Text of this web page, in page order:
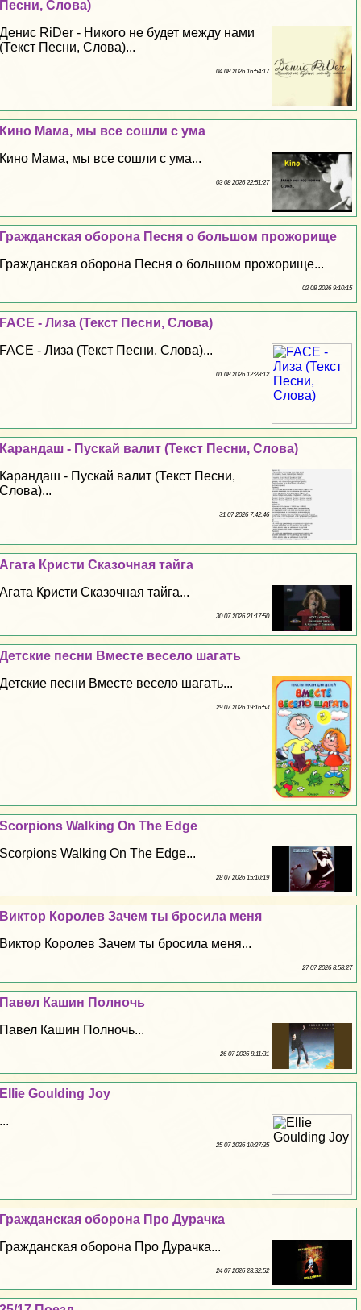
Песни, Слова)
Денис RiDer - Никого не будет между нами
(Текст Песни, Слова)...
04 08 2026 16:54:17
Кино Мама, мы все сошли с ума
Кино Мама, мы все сошли с ума...
03 08 2026 22:51:27
Гражданская оборона Песня о большом прожорище
Гражданская оборона Песня о большом прожорище...
02 08 2026 9:10:15
FACE - Лиза (Текст Песни, Слова)
FACE - Лиза (Текст Песни, Слова)...
01 08 2026 12:28:12
Карандаш - Пускай валит (Текст Песни, Слова)
Карандаш - Пускай валит (Текст Песни,
Слова)...
31 07 2026 7:42:46
Агата Кристи Сказочная тайга
Агата Кристи Сказочная тайга...
30 07 2026 21:17:50
Детские песни Вместе весело шагать
Детские песни Вместе весело шагать...
29 07 2026 19:16:53
Scorpions Walking On The Edge
Scorpions Walking On The Edge...
28 07 2026 15:10:19
Виктор Королев Зачем ты бросила меня
Виктор Королев Зачем ты бросила меня...
27 07 2026 8:58:27
Павел Кашин Полночь
Павел Кашин Полночь...
26 07 2026 8:11:31
Ellie Goulding Joy
...
25 07 2026 10:27:35
Гражданская оборона Про Дypaчка
Гражданская оборона Про Дypaчка...
24 07 2026 23:32:52